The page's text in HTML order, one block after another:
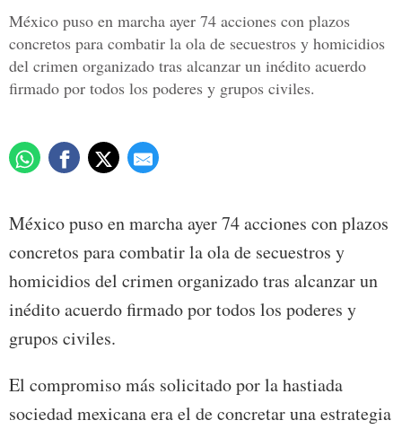
México puso en marcha ayer 74 acciones con plazos
concretos para combatir la ola de secuestros y homicidios
del crimen organizado tras alcanzar un inédito acuerdo
firmado por todos los poderes y grupos civiles.
México puso en marcha ayer 74 acciones con plazos
concretos para combatir la ola de secuestros y
homicidios del crimen organizado tras alcanzar un
inédito acuerdo firmado por todos los poderes y
grupos civiles.
El compromiso más solicitado por la hastiada
sociedad mexicana era el de concretar una estrategia